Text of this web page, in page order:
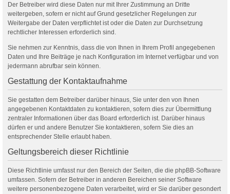
Der Betreiber wird diese Daten nur mit Ihrer Zustimmung an Dritte
weitergeben, sofern er nicht auf Grund gesetzlicher Regelungen zur
Weitergabe der Daten verpflichtet ist oder die Daten zur Durchsetzung
rechtlicher Interessen erforderlich sind.
Sie nehmen zur Kenntnis, dass die von Ihnen in Ihrem Profil angegebenen
Daten und Ihre Beiträge je nach Konfiguration im Internet verfügbar und von
jedermann abrufbar sein können.
Gestattung der Kontaktaufnahme
Sie gestatten dem Betreiber darüber hinaus, Sie unter den von Ihnen
angegebenen Kontaktdaten zu kontaktieren, sofern dies zur Übermittlung
zentraler Informationen über das Board erforderlich ist. Darüber hinaus
dürfen er und andere Benutzer Sie kontaktieren, sofern Sie dies an
entsprechender Stelle erlaubt haben.
Geltungsbereich dieser Richtlinie
Diese Richtlinie umfasst nur den Bereich der Seiten, die die phpBB-Software
umfassen. Sofern der Betreiber in anderen Bereichen seiner Software
weitere personenbezogene Daten verarbeitet, wird er Sie darüber gesondert